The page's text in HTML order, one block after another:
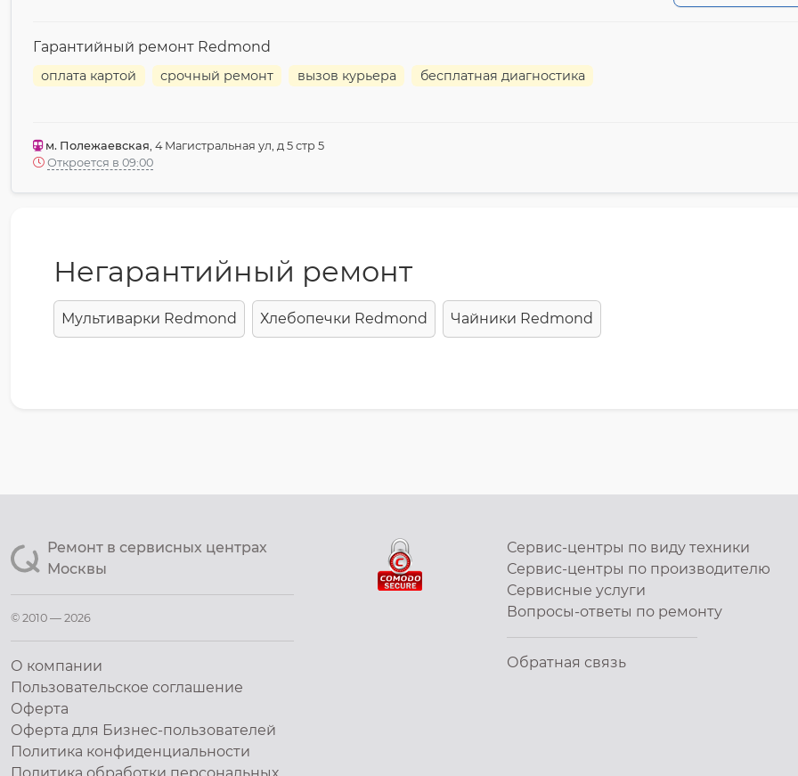
Гарантийный ремонт Redmond
оплата картой срочный ремонт вызов курьера бесплатная диагностика
м. Полежаевская , 4 Магистральная ул, д 5 стр 5
Откроется в 09:00
Негарантийный ремонт
Мультиварки Redmond Хлебопечки Redmond Чайники Redmond
Ремонт в сервисных центрах
Москвы
© 2010 — 2026
О компании
Пользовательское соглашение
Оферта
Оферта для Бизнес-пользователей
Политика конфиденциальности
Сервис-центры по виду техники
Сервис-центры по производителю
Сервисные услуги
Вопросы-ответы по ремонту
Обратная связь